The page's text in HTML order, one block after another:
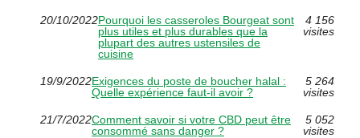
20/10/2022Pourquoi les casseroles Bourgeat sont
plus utiles et plus durables que la
plupart des autres ustensiles de
cuisine
4 156
visites
19/9/2022Exigences du poste de boucher halal :
Quelle expérience faut-il avoir ?
5 264
visites
21/7/2022Comment savoir si votre CBD peut être
consommé sans danger ?
5 052
visites